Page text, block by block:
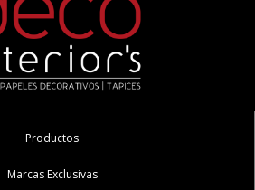
Productos
Marcas Exclusivas